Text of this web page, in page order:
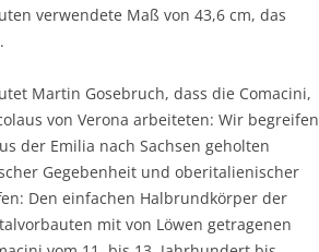
verwendete Maß von 43,6 cm, das
Martin Gosebruch, dass die Comacini,
von Verona arbeiteten: Wir begreifen
der Emilia nach Sachsen geholten
Gegebenheit und oberitalienischer
Den einfachen Halbrundkörper der
mit von Löwen getragenen